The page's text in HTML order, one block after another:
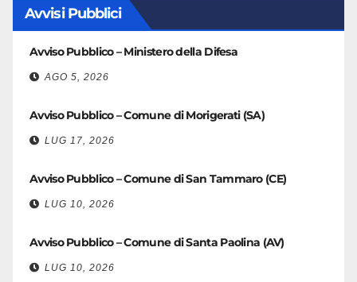
Avvisi Pubblici
Avviso Pubblico – Ministero della Difesa
AGO 5, 2026
Avviso Pubblico – Comune di Morigerati (SA)
LUG 17, 2026
Avviso Pubblico – Comune di San Tammaro (CE)
LUG 10, 2026
Avviso Pubblico – Comune di Santa Paolina (AV)
LUG 10, 2026